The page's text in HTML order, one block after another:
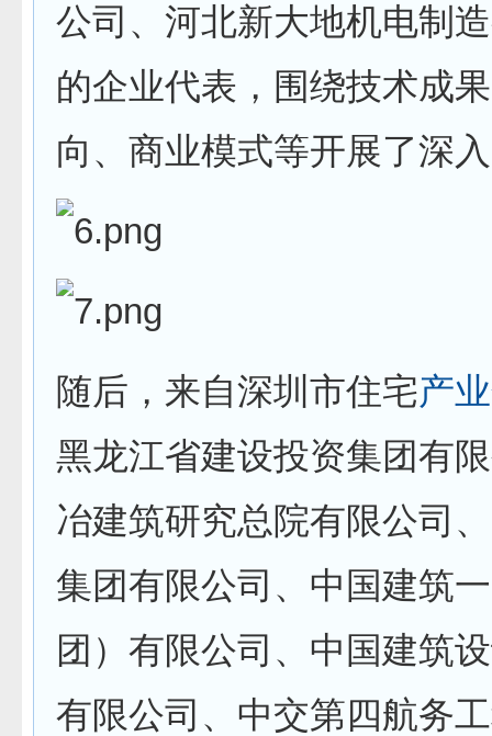
公司、河北新大地机电制
的企业代表，围绕技术成
向、商业模式等开展了深
随后，来自深圳市住宅产
黑龙江省建设投资集团有
冶建筑研究总院有限公司
集团有限公司、中国建筑
团）有限公司、中国建筑
有限公司、中交第四航务